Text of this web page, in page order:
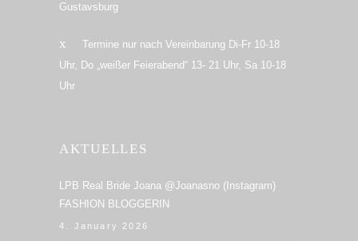
Gustavsburg
Termine nur nach Vereinbarung Di-Fr 10-18
Uhr, Do „weißer Feierabend“ 13- 21 Uhr, Sa 10-18
Uhr
AKTUELLES
LPB Real Bride Joana @joanasno (Instagram)
FASHION BLOGGERIN
4. January 2026